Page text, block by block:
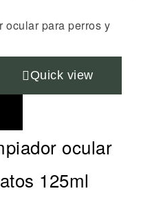
Quick view
ocular
125ml